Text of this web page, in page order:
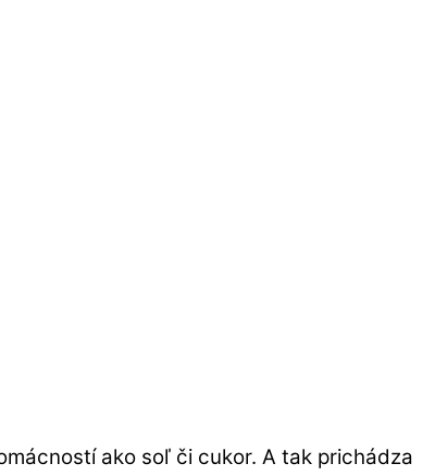
ako soľ či cukor. A tak prichádza